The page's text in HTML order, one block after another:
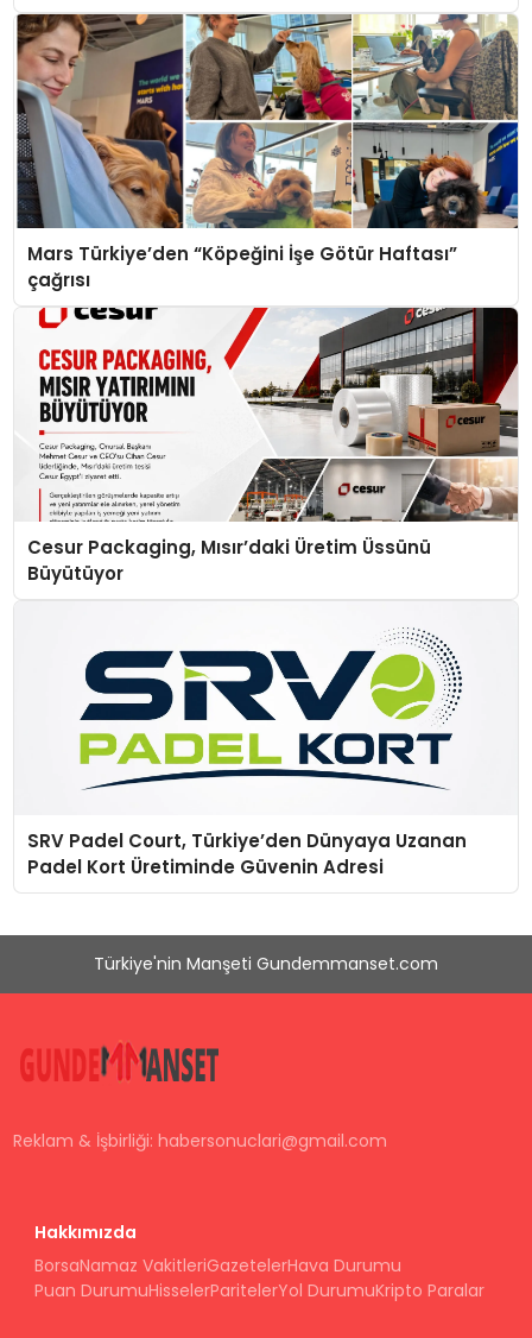
Mars Türkiye’den “Köpeğini İşe Götür Haftası”
çağrısı
Cesur Packaging, Mısır’daki Üretim Üssünü
Büyütüyor
SRV Padel Court, Türkiye’den Dünyaya Uzanan
Padel Kort Üretiminde Güvenin Adresi
Türkiye'nin Manşeti Gundemmanset.com
Reklam & İşbirliği:habersonuclari@gmail.com
Hakkımızda
BorsaNamaz VakitleriGazetelerHava Durumu
Puan DurumuHisselerParitelerYol DurumuKripto Paralar